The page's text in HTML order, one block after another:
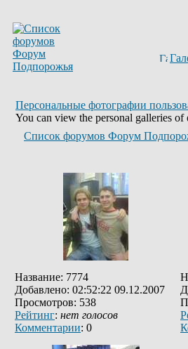
Персональные фотографии
You can view the personal galleries
Список форумов Форум
Название: 7774
Добавлено: 02:52:22 09.12.2007
Просмотров: 538
Рейтинг: нет голосов
Комментарии: 0